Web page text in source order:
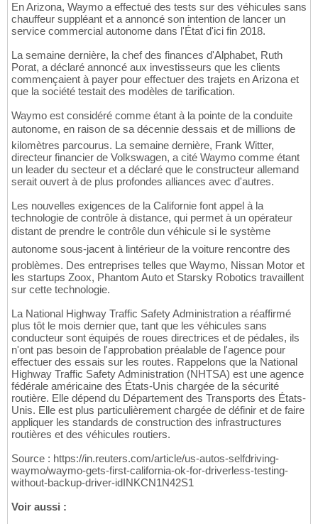
En Arizona, Waymo a effectué des tests sur des véhicules sans
chauffeur suppléant et a annoncé son intention de lancer un
service commercial autonome dans l'État d'ici fin 2018.
La semaine dernière, la chef des finances d'Alphabet, Ruth
Porat, a déclaré annoncé aux investisseurs que les clients
commençaient à payer pour effectuer des trajets en Arizona et
que la société testait des modèles de tarification.
Waymo est considéré comme étant à la pointe de la conduite
autonome, en raison de sa décennie dessais et de millions de
kilomètres parcourus. La semaine dernière, Frank Witter,
directeur financier de Volkswagen, a cité Waymo comme étant
un leader du secteur et a déclaré que le constructeur allemand
serait ouvert à de plus profondes alliances avec d'autres.
Les nouvelles exigences de la Californie font appel à la
technologie de contrôle à distance, qui permet à un opérateur
distant de prendre le contrôle dun véhicule si le système
autonome sous-jacent à lintérieur de la voiture rencontre des
problèmes. Des entreprises telles que Waymo, Nissan Motor et
les startups Zoox, Phantom Auto et Starsky Robotics travaillent
sur cette technologie.
La National Highway Traffic Safety Administration a réaffirmé
plus tôt le mois dernier que, tant que les véhicules sans
conducteur sont équipés de roues directrices et de pédales, ils
n'ont pas besoin de l'approbation préalable de l'agence pour
effectuer des essais sur les routes. Rappelons que la National
Highway Traffic Safety Administration (NHTSA) est une agence
fédérale américaine des États-Unis chargée de la sécurité
routière. Elle dépend du Département des Transports des États-
Unis. Elle est plus particulièrement chargée de définir et de faire
appliquer les standards de construction des infrastructures
routières et des véhicules routiers.
Source : https://in.reuters.com/article/us-autos-selfdriving-
waymo/waymo-gets-first-california-ok-for-driverless-testing-
without-backup-driver-idINKCN1N42S1
Voir aussi :